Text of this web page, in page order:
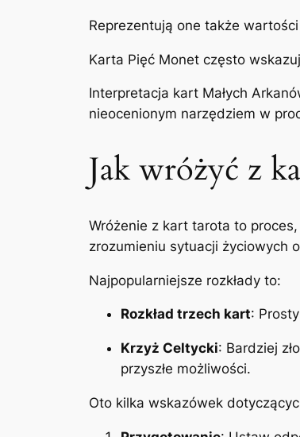
Reprezentują one także
Karta Pięć Monet często
Interpretacja kart Małych
nieocenionym narzędziem w
Jak wróżyć z
Wróżenie z kart tarota to
zrozumieniu sytuacji życiowych
Najpopularniejsze rozkłady to:
Rozkład trzech kart:
Krzyż Celtycki: Bardziej
przyszłe możliwości.
Oto kilka wskazówek